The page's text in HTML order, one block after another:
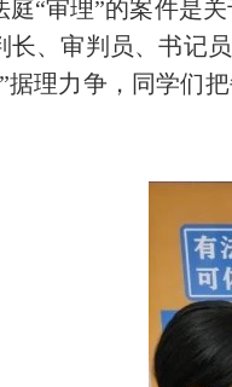
审理”的案件是关
长、审判员、书记
据理力争，同学们